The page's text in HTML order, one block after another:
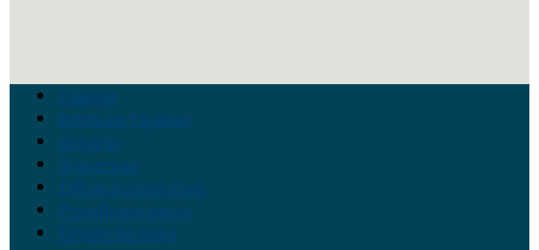
Главная
Война на Украине
Новости
Аналитика
Тайны Геополитики
Российские элиты
Теория заговора